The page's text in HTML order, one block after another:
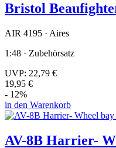
Bristol
AIR 4195 · Aires
1:48 · Zubehörsatz
UVP: 22,79 €
19,95 €
- 12%
in den Warenkorb
AV-8B Harrier-